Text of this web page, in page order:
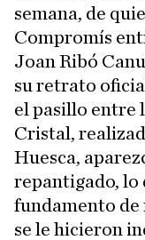
semana, de
Compromís
Joan Ribó
su retrato
el pasillo entre
Cristal,
Huesca,
repantigado, lo
fundamento de
se le hicieron